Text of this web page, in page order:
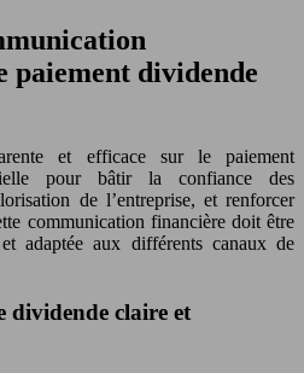
paiement dividende
et efficace sur le paiement
pour bâtir la confiance des
de l’entreprise, et renforcer
communication financière doit être
adaptée aux différents canaux de
dividende claire et